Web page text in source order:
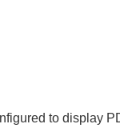
to display